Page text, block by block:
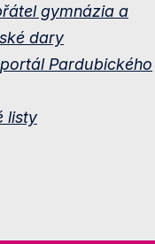
gymnázia a
dary
Pardubického
listy